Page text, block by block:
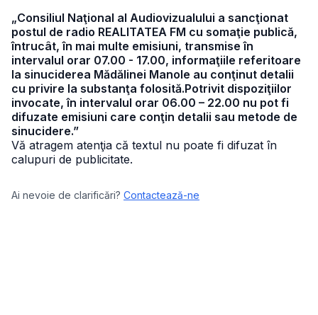
„Consiliul Naţional al Audiovizualului a sancţionat
postul de radio REALITATEA FM cu somaţie publică,
întrucât, în mai multe emisiuni, transmise în
intervalul orar 07.00 - 17.00, informaţiile referitoare
la sinuciderea Mădălinei Manole au conţinut detalii
cu privire la substanţa folosită.Potrivit dispoziţiilor
invocate, în intervalul orar 06.00 – 22.00 nu pot fi
difuzate emisiuni care conţin detalii sau metode de
sinucidere.”
Vă atragem atenţia că textul nu poate fi difuzat în
calupuri de publicitate.
Ai nevoie de clarificări? Contactează-ne